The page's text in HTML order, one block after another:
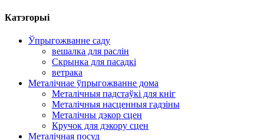
Катэгорыі
Ўпрыгожванне саду
вешалка для раслін
Скрынка для пасадкі
ветрака
Металічнае ўпрыгожванне дома
Металічныя падстаўкі для кніг
Металічныя насценныя гадзіны
Металічны дэкор сцен
Кручок для дэкору сцен
Металічная посуд